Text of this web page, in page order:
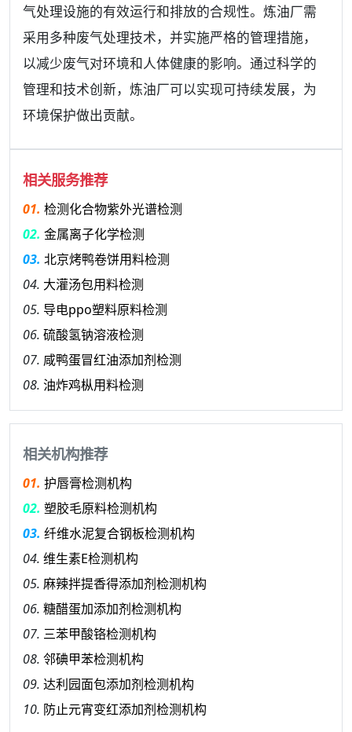
气处理设施的有效运行和排放的合规性。炼油厂需
采用多种废气处理技术，并实施严格的管理措施，
以减少废气对环境和人体健康的影响。通过科学的
管理和技术创新，炼油厂可以实现可持续发展，为
环境保护做出贡献。
相关服务推荐
01. 检测化合物紫外光谱检测
02. 金属离子化学检测
03. 北京烤鸭卷饼用料检测
04. 大灌汤包用料检测
05. 导电ppo塑料原料检测
06. 硫酸氢钠溶液检测
07. 咸鸭蛋冒红油添加剂检测
08. 油炸鸡枞用料检测
相关机构推荐
01. 护唇膏检测机构
02. 塑胶毛原料检测机构
03. 纤维水泥复合钢板检测机构
04. 维生素E检测机构
05. 麻辣拌提香得添加剂检测机构
06. 糖醋蛋加添加剂检测机构
07. 三苯甲酸铬检测机构
08. 邻碘甲苯检测机构
09. 达利园面包添加剂检测机构
10. 防止元宵变红添加剂检测机构